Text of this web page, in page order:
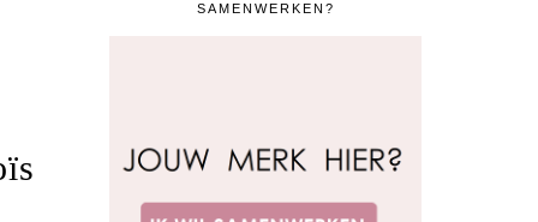
SAMENWERKEN?